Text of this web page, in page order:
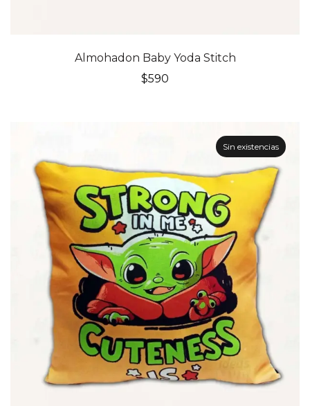
Almohadon Baby Yoda Stitch
$590
Sin existencias